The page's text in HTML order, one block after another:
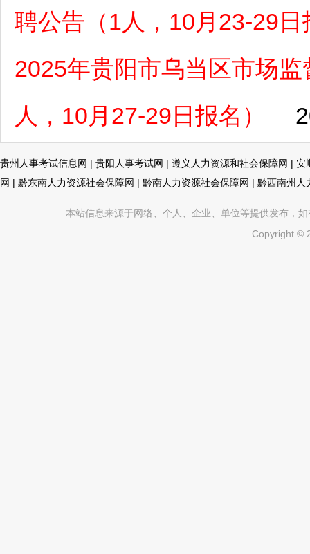
聘公告（1人，10月23-29日
2025年贵阳市乌当区市场
人，10月27-29日报名）
贵州人事考试信息网 | 贵阳人事考试网 | 遵义人力资源和社会保障网 | 安
网 | 黔东南人力资源社会保障网 | 黔南人力资源社会保障网 | 黔西南州人
本站信息来源于网络、个人、企业、单位等提供发布，
Copyright ©